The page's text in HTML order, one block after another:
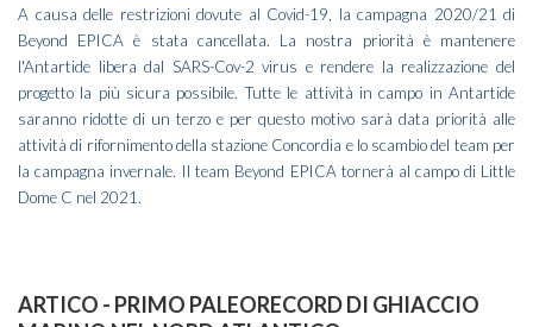
A causa delle restrizioni dovute al Covid-19, la campagna 2020/21 di
Beyond EPICA è stata cancellata. La nostra priorità è mantenere
l'Antartide libera dal SARS-Cov-2 virus e rendere la realizzazione del
progetto la più sicura possibile. Tutte le attività in campo in Antartide
saranno ridotte di un terzo e per questo motivo sarà data priorità alle
attività di rifornimento della stazione Concordia e lo scambio del team per
la campagna invernale. Il team Beyond EPICA tornerà al campo di Little
Dome C nel 2021.
ARTICO - PRIMO PALEORECORD DI GHIACCIO